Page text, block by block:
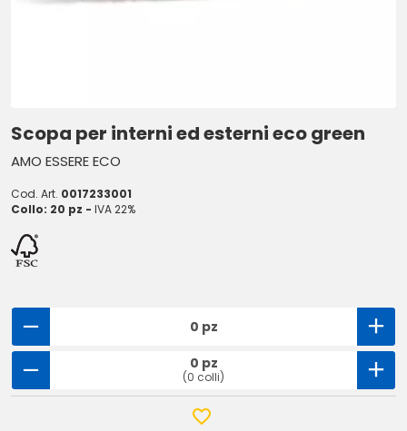
Scopa per interni ed esterni eco green
AMO ESSERE ECO
Cod. Art. 0017233001
Collo: 20 pz - IVA 22%
0 pz
0 pz
(0 colli)